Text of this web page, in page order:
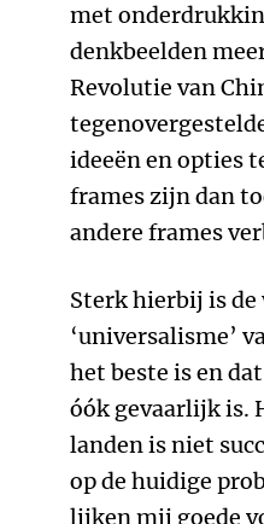
met
denkbeelden
Revolutie van
ideeën en opties
frames zijn dan
andere frames
Sterk hierbij is
‘universalisme’
het beste is en
óók gevaarlijk is.
landen is niet
op de huidige
lijken mij goede